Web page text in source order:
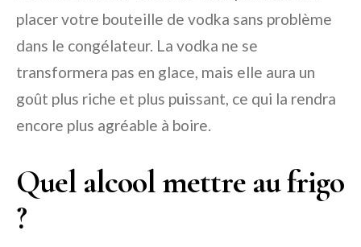
placer votre bouteille de vodka sans problème
dans le congélateur. La vodka ne se
transformera pas en glace, mais elle aura un
goût plus riche et plus puissant, ce qui la rendra
encore plus agréable à boire.
Quel alcool mettre au frigo
?